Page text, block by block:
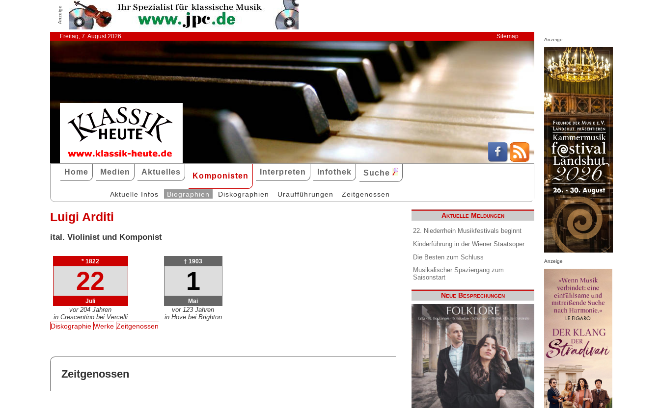
Anzeige
Freitag, 7. August 2026 Sitemap
Home Medien Aktuelles Komponisten Interpreten Infothek Suche
Aktuelle Infos Biographien Diskographien Uraufführungen Zeitgenossen
Luigi Arditi
ital. Violinist und Komponist
* 1822
22
Juli
vor 204 Jahren
in Crescentino bei Vercelli
† 1903
1
Mai
vor 123 Jahren
in Hove bei Brighton
Diskographie Werke Zeitgenossen
Zeitgenossen
Aktuelle Meldungen
22. Niederrhein Musikfestivals beginnt
Kinderführung in der Wiener Staatsoper
Die Besten zum Schluss
Musikalischer Spaziergang zum
Saisonstart
Neue Besprechungen
Anzeige
Anzeige